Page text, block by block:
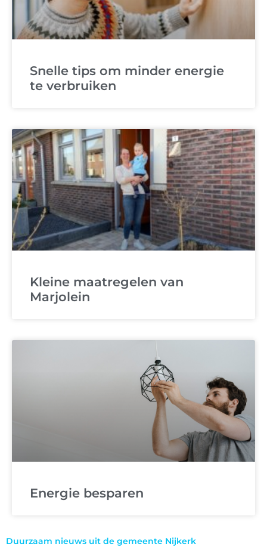
Snelle tips om minder energie
te verbruiken
Kleine maatregelen van
Marjolein
Energie besparen
Duurzaam nieuws uit de gemeente Nijkerk